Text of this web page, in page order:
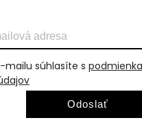
mailu súhlasíte s
Odoslať